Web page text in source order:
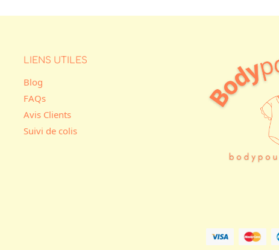
LIENS UTILES
Blog
FAQs
Avis Clients
Suivi de colis